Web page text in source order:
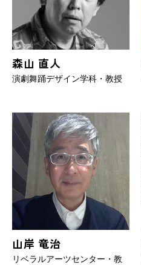
森山 直人
演劇舞踊デザイン学科・教授
山岸 竜治
リベラルアーツセンター・教